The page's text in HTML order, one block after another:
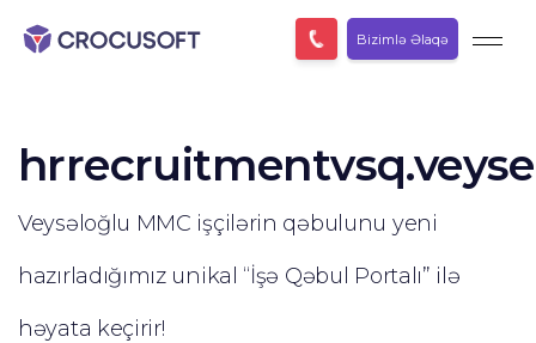
Bizimlə Əlaqə
Veysəloğlu MMC işçilərin qəbulunu yeni
hazırladığımız unikal “İşə Qəbul Portalı” ilə
həyata keçirir!